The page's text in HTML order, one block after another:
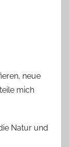
neue
mich
Natur und